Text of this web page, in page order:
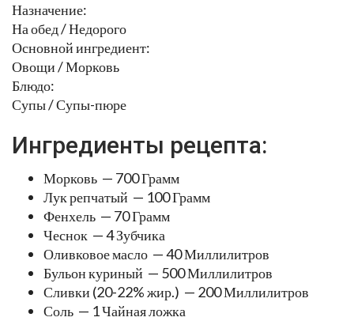
Назначение:
На обед / Недорого
Основной ингредиент:
Овощи / Морковь
Блюдо:
Супы / Супы-пюре
Ингредиенты рецепта:
Морковь — 700 Грамм
Лук репчатый — 100 Грамм
Фенхель — 70 Грамм
Чеснок — 4 Зубчика
Оливковое масло — 40 Миллилитров
Бульон куриный — 500 Миллилитров
Сливки (20-22% жир.) — 200 Миллилитров
Соль — 1 Чайная ложка